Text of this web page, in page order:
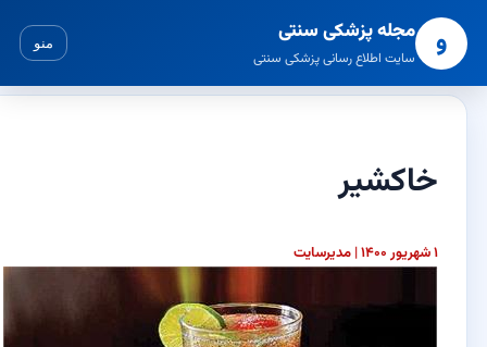
و مجله پزشکی سنتی
سایت اطلاع رسانی پزشکی سنتی
خاکشیر